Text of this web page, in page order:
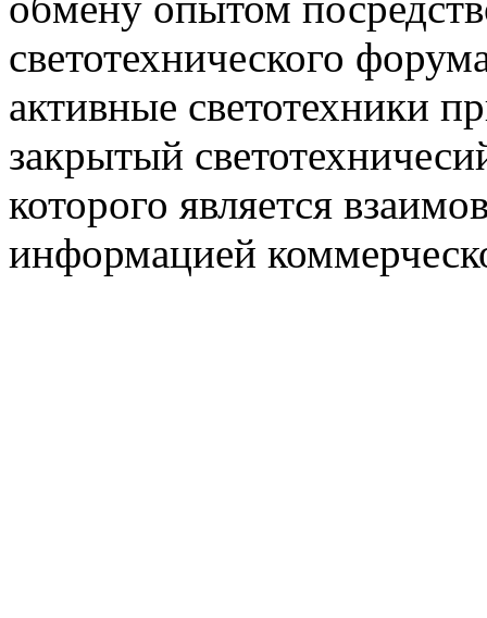
светотехнического
активные светотехники
закрытый
которого является
информацией